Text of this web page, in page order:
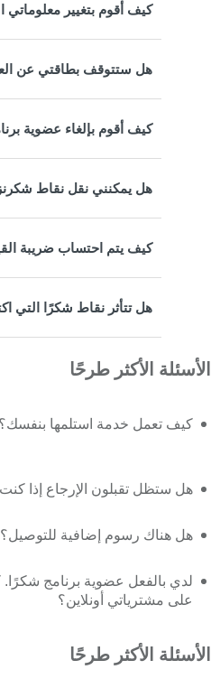
كيف أقوم بتغيير
هل ستتوقف بطاقتي عن
كيف أقوم بإلغاء عضوية
هل يمكنني نقل نقاط
كيف يتم احتساب ضريبة
هل تتأثر نقاط شكرًا التي
الأسئلة الأكثر طرحًا
كيف تعمل خدمة استلمها بنفسك؟
هل ستظل تقبلون الإرجاع إذا
هل هناك رسوم إضافية للتوصيل؟
لدي بالفعل عضوية برنامج
على مشترياتي أونلاين؟
الأسئلة الأكثر طرحًا